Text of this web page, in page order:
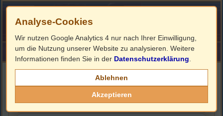
HOME ImpressumLinks
Filmbeschreibung, Cover & Blu-ray Infos
Analyse-Cookies
Wir nutzen Google Analytics 4 nur nach Ihrer Einwilligung,
um die Nutzung unserer Website zu analysieren. Weitere
Informationen finden Sie in der Datenschutzerklärung
Ablehnen
Akzeptieren